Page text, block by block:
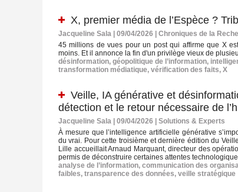
X, premier média de l’Espèce ?
Jacqueline Sala | 09/04/2026
Chroniques de la
45 millions de vues pour un post qui affirme que X
moins. Et il annonce la fin d'un privilège vieux de
désinformation, géopolitique de l’information,
transformation médiatique, vérification des faits, X
Veille, IA générative et
détection et le retour nécessaire de
Jacqueline Sala | 09/04/2026
Solutions & Experts
À mesure que l’intelligence artificielle générative
du vrai. Pour cette troisième et dernière édition du
Lille accueillait Arnaud Marquant, directeur des
permis de déconstruire certaines attentes
analyse de l’information, communication des
faibles, transparence des données, veille stratégique